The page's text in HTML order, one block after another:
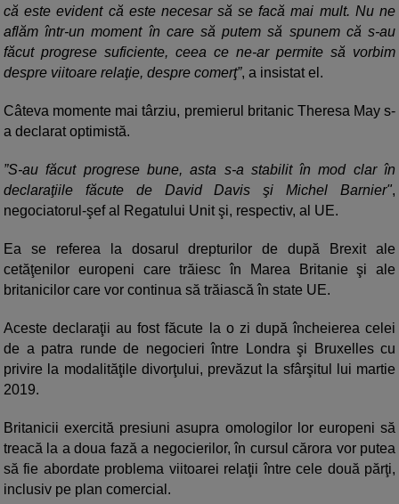
că este evident că este necesar să se facă mai mult. Nu ne
aflăm într-un moment în care să putem să spunem că s-au
făcut progrese suficiente, ceea ce ne-ar permite să vorbim
despre viitoare relaţie, despre comerţ”, a insistat el.
Câteva momente mai târziu, premierul britanic Theresa May s-
a declarat optimistă.
”S-au făcut progrese bune, asta s-a stabilit în mod clar în
declaraţiile făcute de David Davis şi Michel Barnier",
negociatorul-şef al Regatului Unit şi, respectiv, al UE.
Ea se referea la dosarul drepturilor de după Brexit ale
cetăţenilor europeni care trăiesc în Marea Britanie şi ale
britanicilor care vor continua să trăiască în state UE.
Aceste declaraţii au fost făcute la o zi după încheierea celei
de a patra runde de negocieri între Londra şi Bruxelles cu
privire la modalităţile divorţului, prevăzut la sfârşitul lui martie
2019.
Britanicii exercită presiuni asupra omologilor lor europeni să
treacă la a doua fază a negocierilor, în cursul cărora vor putea
să fie abordate problema viitoarei relaţii între cele două părţi,
inclusiv pe plan comercial.